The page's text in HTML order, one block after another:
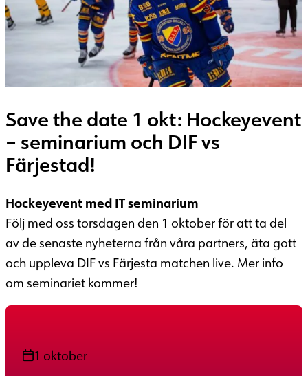
Save the date 1 okt: Hockeyevent
– seminarium och DIF vs
Färjestad!
Hockeyevent med IT seminarium
Följ med oss torsdagen den 1 oktober för att ta del
av de senaste nyheterna från våra partners, äta gott
och uppleva DIF vs Färjesta matchen live. Mer info
om seminariet kommer!
1 oktober